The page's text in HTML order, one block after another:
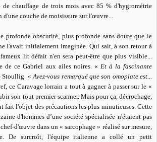
de chauffage de trois mois avec 85 % d'hygrométrie
couche de moisissure sur l'œuvre...
profonde obscurité, plus profonde sans doute que le
l'avait initialement imaginée. Qui sait, à son retour à
lit défait n'en sera peut-être que plus visible...
de ce Gabriel aux ailes noires. « Et à la fascinante
Stoullig. «Avez-vous remarqué que son omoplate est...
ce Caravage lorrain a tout à gagner à passer sur le «
son tout premier scanner. Mais pour ça, décrochage,
fait l'objet des précautions les plus minutieuses. Cette
d'hommes d’une société spécialisée n'étaient pas
d'œuvre dans un « sarcophage » réalisé sur mesure,
De surcroît, l'équipe italienne a collé un petit